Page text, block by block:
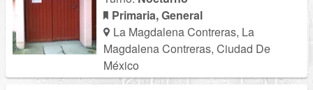
Primaria, General
La Magdalena Contreras, La
Magdalena Contreras, Ciudad De
México